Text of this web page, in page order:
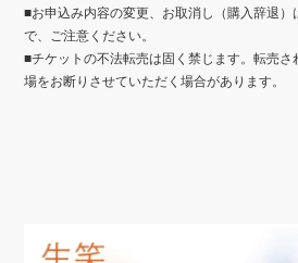
■お申込み内容の変更、お取消し（購入辞退
で、ご注意ください。
■チケットの不法転売は固く禁じます。転売さ
場をお断りさせていただく場合があります。